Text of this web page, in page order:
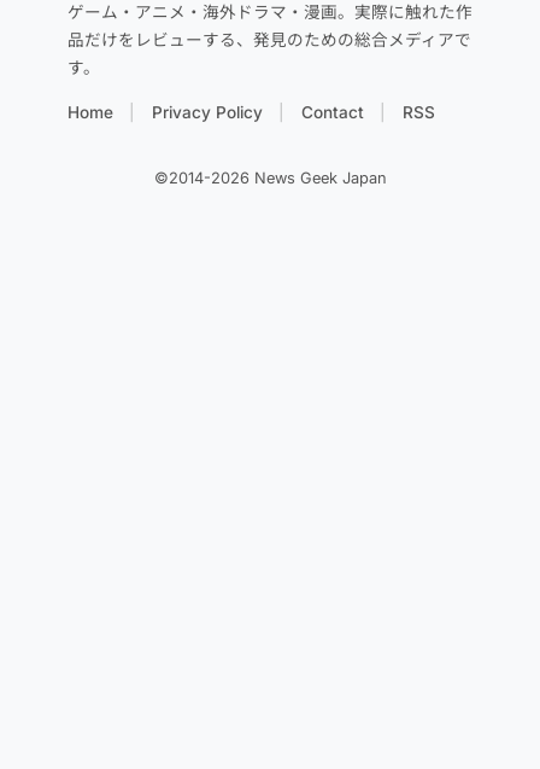
ゲーム・アニメ・海外ドラマ・漫画。実際に触れた作
品だけをレビューする、発見のための総合メディアで
す。
Home Privacy Policy Contact RSS
©2014-2026 News Geek Japan